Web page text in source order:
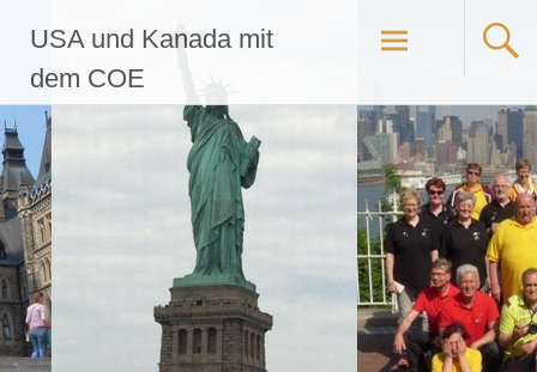
Inhalt
springen
USA und Kanada mit
dem COE